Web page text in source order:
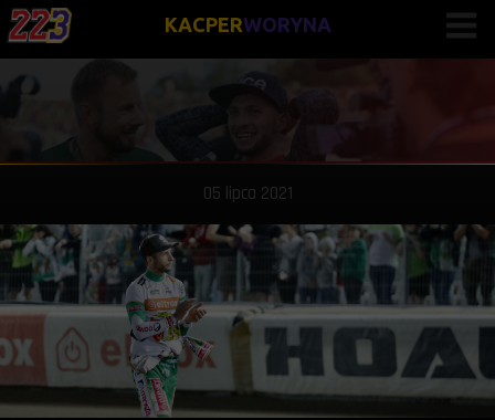
KACPERWORYNA
05 lipca 2021